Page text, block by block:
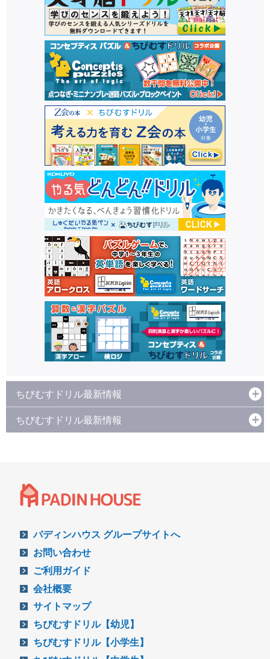
ちびむすドリル最新情報
ちびむすドリル最新情報
パディンハウス グループサイトへ
お問い合わせ
ご利用ガイド
会社概要
サイトマップ
ちびむすドリル【幼児】
ちびむすドリル【小学生】